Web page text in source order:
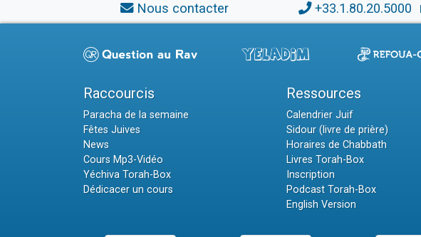
Nous contacter +33.1.80.20.5000
Raccourcis
Paracha de la semaine
Fêtes Juives
News
Cours Mp3-Vidéo
Yéchiva Torah-Box
Dédicacer un cours
Ressources
Calendrier Juif
Sidour (livre de prière)
Horaires de Chabbath
Livres Torah-Box
Inscription
Podcast Torah-Box
English Version